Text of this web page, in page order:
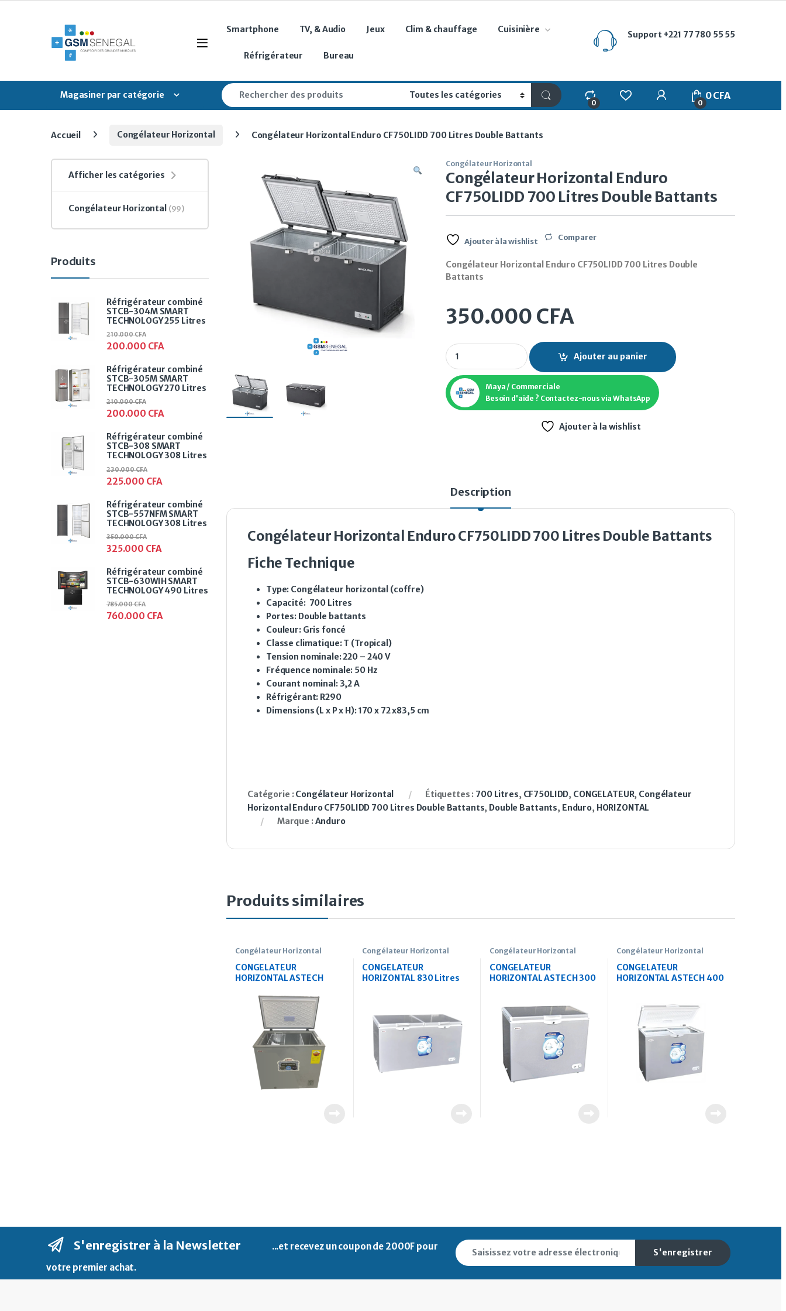
Open
Smartphone TV, & Audio Jeux Clim & chauffage Cuisinière
Réfrigérateur Bureau
Support +221 77 780 55 55
Magasiner par catégorie
Search for:
0
My Account
0
0CFA
Accueil Congélateur Horizontal Congélateur Horizontal Enduro CF750LIDD 700 Litres Double Battants
Congélateur Horizontal
Congélateur Horizontal Enduro
CF750LIDD 700 Litres Double Battants
Ajouter à la wishlist Comparer
Congélateur Horizontal Enduro CF750LIDD 700 Litres Double
Battants
350.000 CFA
Congélateur Horizontal Enduro CF750LIDD 700 Litres Double Battants quantity
Ajouter au panier
Maya / Commerciale
Besoin d'aide ? Contactez-nous via WhatsApp
Ajouter à la wishlist
Description
Congélateur Horizontal Enduro CF750LIDD 700 Litres Double Battants
Fiche Technique
Type: Congélateur horizontal (coffre)
Capacité: 700 Litres
Portes: Double battants
Couleur: Gris foncé
Classe climatique:T (Tropical)
Tension nominale:220 – 240 V
Fréquence nominale: 50 Hz
Courant nominal:3,2 A
Réfrigérant: R290
Dimensions (L x P x H):170 x 72 x83,5 cm
Catégorie :Congélateur Horizontal Étiquettes : 700 Litres, CF750LIDD, CONGELATEUR, Congélateur
Horizontal Enduro CF750LIDD 700 Litres Double Battants, Double Battants, Enduro, HORIZONTAL
Marque :Anduro
Produits similaires
Congélateur Horizontal
CONGELATEUR
HORIZONTAL ASTECH
Congélateur Horizontal
CONGELATEUR
HORIZONTAL 830 Litres
Congélateur Horizontal
CONGELATEUR
HORIZONTAL ASTECH 300
Congélateur Horizontal
CONGELATEUR
HORIZONTAL ASTECH 400
Afficher les catégories
Congélateur Horizontal (99)
Produits
Réfrigérateur combiné
STCB-304M SMART
TECHNOLOGY 255 Litres
200.000 CFA
210.000CFA
Réfrigérateur combiné
STCB-305M SMART
TECHNOLOGY 270 Litres
200.000 CFA
210.000CFA
Réfrigérateur combiné
STCB-308 SMART
TECHNOLOGY 308 Litres
225.000 CFA
230.000CFA
Réfrigérateur combiné
STCB-557NFM SMART
TECHNOLOGY 308 Litres
325.000 CFA
350.000CFA
Réfrigérateur combiné
STCB-630WIH SMART
TECHNOLOGY 490 Litres
760.000 CFA
785.000CFA
S'enregistrer à la Newsletter ...et recevez uncoupon de 2000F pour
votre premier achat.
S'enregistrer